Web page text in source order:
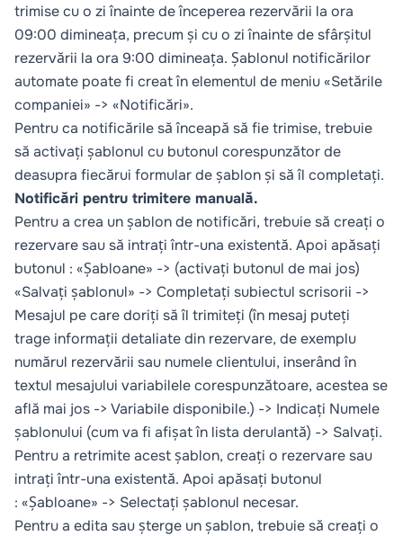
trimise cu o zi înainte de începerea rezervării la ora
09:00 dimineața, precum și cu o zi înainte de sfârșitul
rezervării la ora 9:00 dimineața. Șablonul notificărilor
automate poate fi creat în elementul de meniu «Setările
companiei» -> «Notificări».
Pentru ca notificările să înceapă să fie trimise, trebuie
să activați șablonul cu butonul corespunzător de
deasupra fiecărui formular de șablon și să îl completați.
Notificări pentru trimitere manuală.
Pentru a crea un șablon de notificări, trebuie să creați o
rezervare sau să intrați într-una existentă. Apoi apăsați
butonul : «Șabloane» -> (activați butonul de mai jos)
«Salvați șablonul» -> Completați subiectul scrisorii ->
Mesajul pe care doriți să îl trimiteți (în mesaj puteți
trage informații detaliate din rezervare, de exemplu
numărul rezervării sau numele clientului, inserând în
textul mesajului variabilele corespunzătoare, acestea se
află mai jos -> Variabile disponibile.) -> Indicați Numele
șablonului (cum va fi afișat în lista derulantă) -> Salvați.
Pentru a retrimite acest șablon, creați o rezervare sau
intrați într-una existentă. Apoi apăsați butonul
: «Șabloane» -> Selectați șablonul necesar.
Pentru a edita sau șterge un șablon, trebuie să creați o